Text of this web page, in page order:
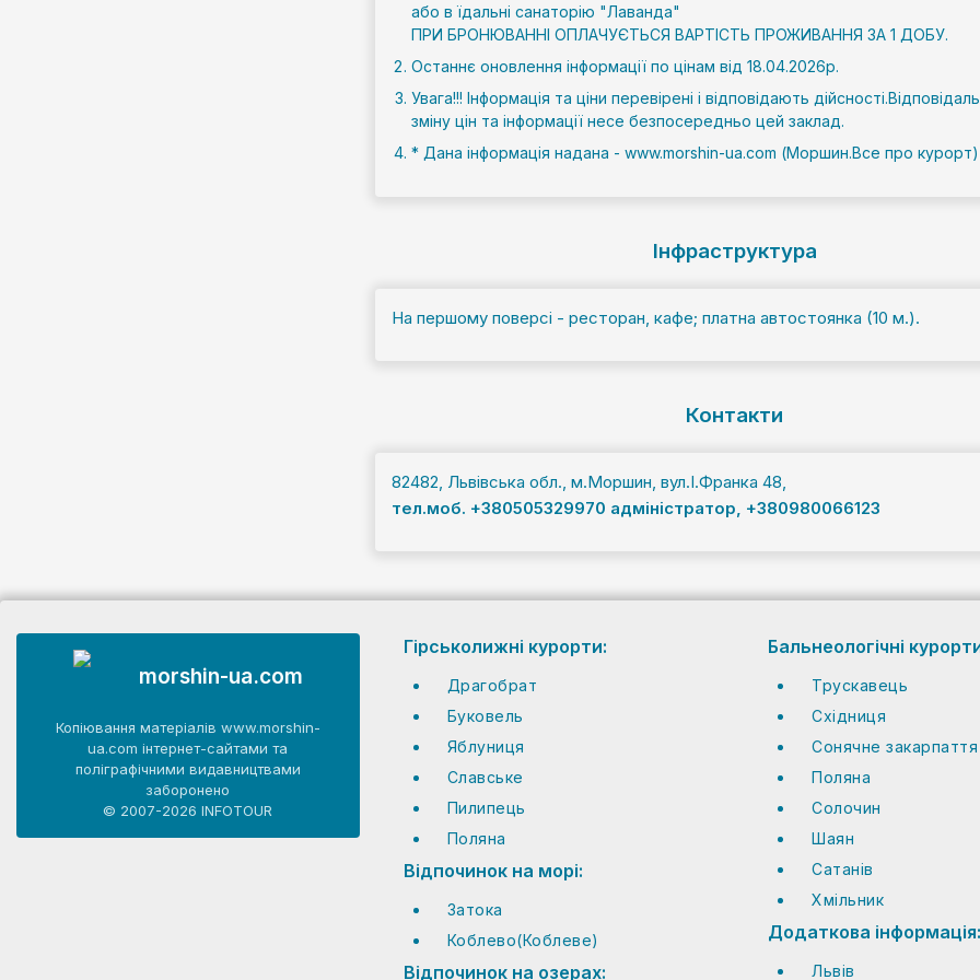
або в їдальні санаторію "Лаванда"
ПРИ БРОНЮВАННІ ОПЛАЧУЄТЬСЯ ВАРТІСТЬ ПРОЖИВАННЯ ЗА 1 ДОБУ.
Останнє оновлення інформації по цінам від 18.04.2026р.
Увага!!! Інформація та ціни перевірені і відповідають
зміну цін та інформації несе безпосередньо цей заклад.
* Дана інформація надана - www.morshin-ua.com (Моршин.Все про курорт)
Інфраструктура
На першому поверсі - ресторан, кафе; платна автостоянка (10 м.).
Контакти
82482, Львівська обл., м.Моршин, вул.І.Франка 48,
тел.моб. +380505329970 адміністратор, +380980066123
morshin-ua.com
Копіювання матеріалів www.morshin-
ua.com інтернет-сайтами та
поліграфічними видавництвами
заборонено
© 2007-2026 INFOTOUR
Гірськолижні курорти:
Драгобрат
Буковель
Яблуниця
Славське
Пилипець
Поляна
Відпочинок на морі:
Затока
Коблево(Коблеве)
Відпочинок на озерах:
Бальнеологічні
Трускавець
Східниця
Сонячне закарпаття
Поляна
Солочин
Шаян
Сатанів
Хмільник
Додаткова інформація:
Львів